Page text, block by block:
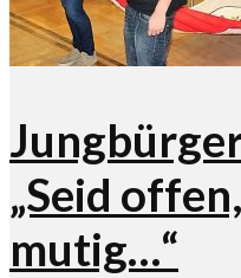
„Seid
mutig…“